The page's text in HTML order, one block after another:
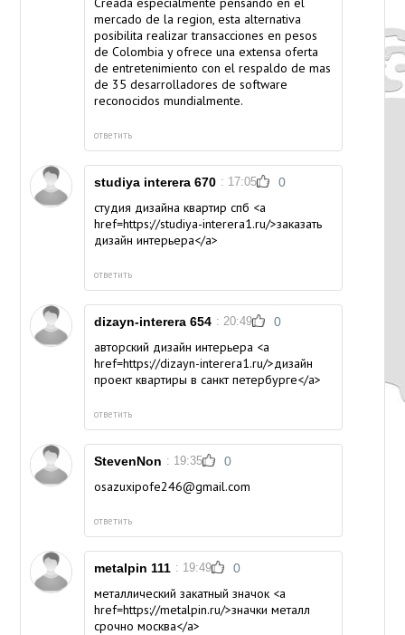
mercado de la region, esta alternativa
posibilita realizar transacciones en pesos
de Colombia y ofrece una extensa oferta
de entretenimiento con el respaldo de mas
de 35 desarrolladores de software
reconocidos mundialmente.
ответить
studiya interera 670 : 17:05 0
студия дизайна квартир спб <a
href=https://studiya-interera1.ru/>заказать
дизайн интерьера</a>
ответить
dizayn-interera 654 : 20:49 0
авторский дизайн интерьера <a
href=https://dizayn-interera1.ru/>дизайн
проект квартиры в санкт петербурге</a>
ответить
StevenNon : 19:35 0
osazuxipofe246@gmail.com
ответить
metalpin 111 : 19:49 0
металлический закатный значок <a
href=https://metalpin.ru/>значки металл
срочно москва</a>